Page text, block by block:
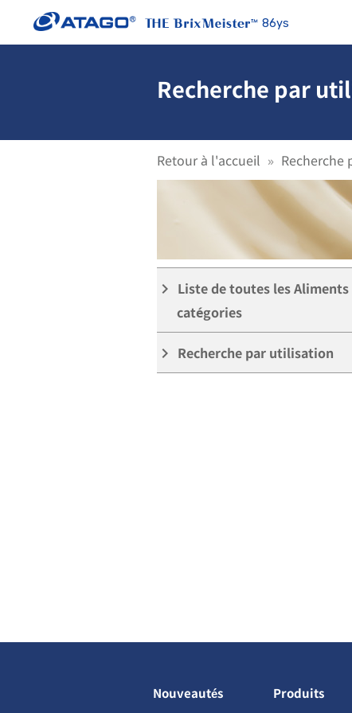
86ys
Recherche par
Retour à l'accueil Recherche
keyboard_arrow_right Liste de toutes les Aliments
catégories
keyboard_arrow_right Recherche par utilisation
Nouveautés Produits